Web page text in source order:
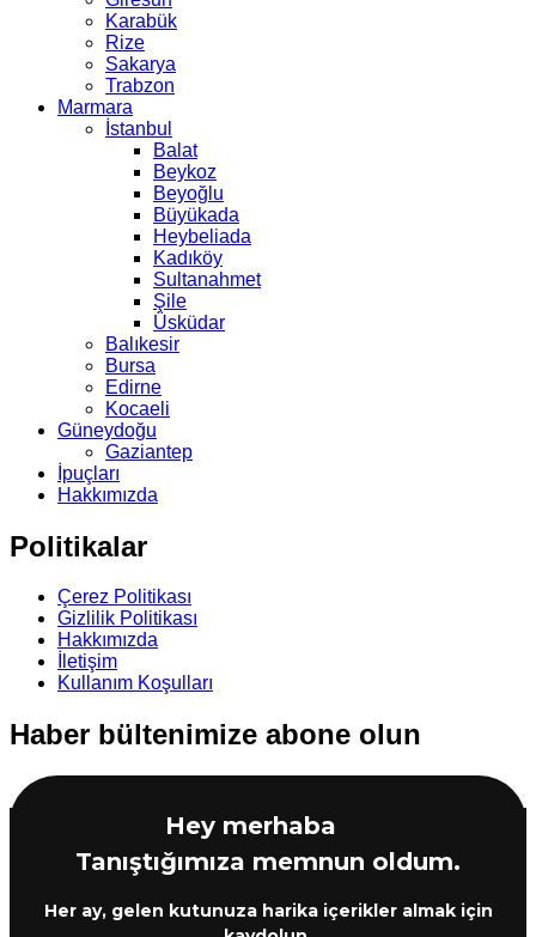
Karabük
Rize
Sakarya
Trabzon
Marmara
İstanbul
Balat
Beykoz
Beyoğlu
Büyükada
Heybeliada
Kadıköy
Sultanahmet
Şile
Üsküdar
Balıkesir
Bursa
Edirne
Kocaeli
Güneydoğu
Gaziantep
İpuçları
Hakkımızda
Politikalar
Çerez Politikası
Gizlilik Politikası
Hakkımızda
İletişim
Kullanım Koşulları
Haber bültenimize abone olun
Hey merhaba
Tanıştığımıza memnun oldum.
Her ay, gelen kutunuza harika içerikler almak için